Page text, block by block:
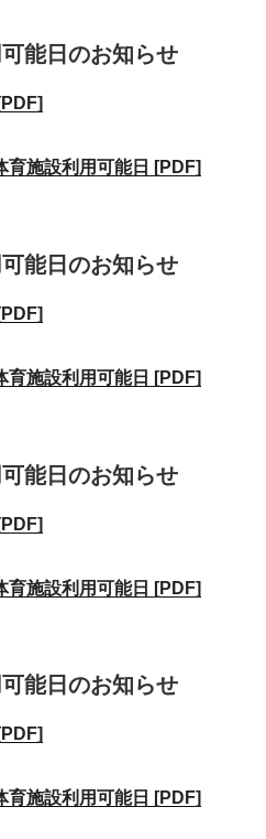
能日のお知らせ
育施設利用可能日 [PDF]
能日のお知らせ
育施設利用可能日 [PDF]
能日のお知らせ
育施設利用可能日 [PDF]
能日のお知らせ
育施設利用可能日 [PDF]